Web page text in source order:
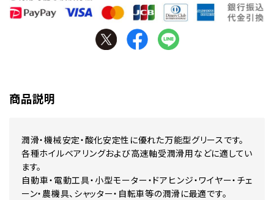
商品説明
潤滑・機械安定・酸化安定性に優れた万能型グリースです。
各種ホイルベアリングおよび高速軸受潤滑用などに適してい
ます。
自動車・電動工具・小型モーター・ドアヒンジ・ワイヤー・チェ
ーン・農機具、シャッター・自転車等の潤滑に最適です。